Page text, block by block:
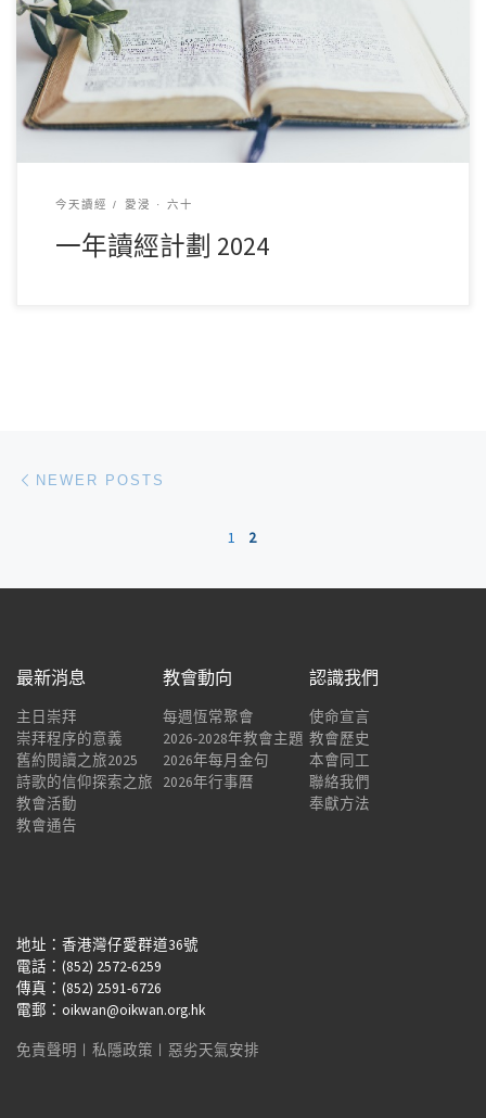
舊約閱讀之旅2025 » （關鎮威牧師） 書卷目錄 《馬太福
音》《馬可福音》《路加福音》《約翰福音 […]
今天讀經 愛浸 · 六十
一年讀經計劃 2024
Posts navigation
NEWER POSTS
1 2
最新消息
主日崇拜
崇拜程序的意義
舊約閱讀之旅2025
詩歌的信仰探索之旅
教會活動
教會通告
教會動向
每週恆常聚會
2026-2028年教會主題
2026年每月金句
2026年行事曆
認識我們
使命宣言
教會歷史
本會同工
聯絡我們
奉獻方法
地址：香港灣仔愛群道36號
電話：(852) 2572-6259
傳真：(852) 2591-6726
電郵：oikwan@oikwan.org.hk
免責聲明 ︱ 私隱政策 ︱ 惡劣天氣安排